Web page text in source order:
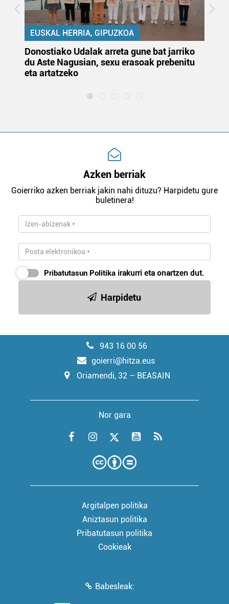
EUSKAL HERRIA, GIPUZKOA
Donostiako Udalak arreta gune bat jarriko
du Aste Nagusian, sexu erasoak prebenitu
eta artatzeko
Azken berriak
Goierriko azken berriak jakin nahi dituzu? Harpidetu gure
buletinera!
Pribatutasun Politika irakurri eta onartzen dut.
Harpidetu
943 16 00 56
goierri@hitza.eus
Oriamendi, 32 – BEASAIN
Nor gara
Argitalpen politika
Aniztasun politika
Pribatutasun politika
Cookieak
Babesleak: